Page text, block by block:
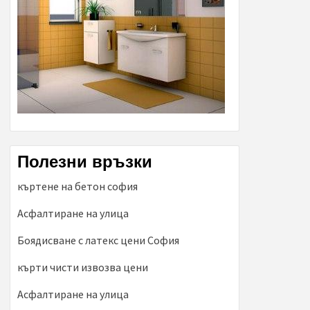
Полезни връзки
къртене на бетон софия
Асфалтиране на улица
Боядисване с латекс цени София
кърти чисти извозва цени
Асфалтиране на улица